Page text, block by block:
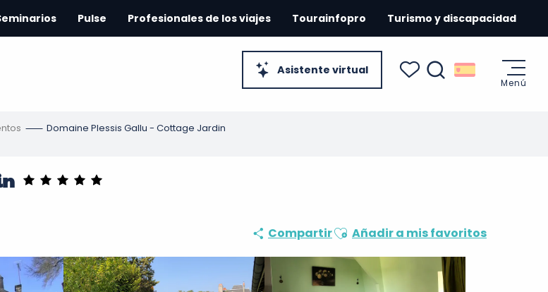
Asistente virtual
Pulse Profesionales de los viajes Tourainfopro Turismo y discapacidad
Menú
Domaine Plessis Gallu - Cottage Jardin
CompartirAjouter aux favoris
Añadir a mis favoritos